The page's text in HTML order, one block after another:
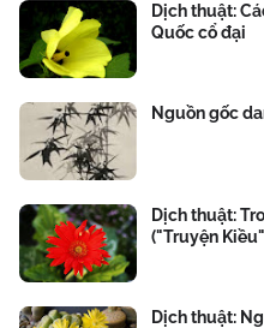
Dịch thuật:
Quốc cổ đại
Nguồn gốc
Dịch thuật:
("Truyện
Dịch thuật: